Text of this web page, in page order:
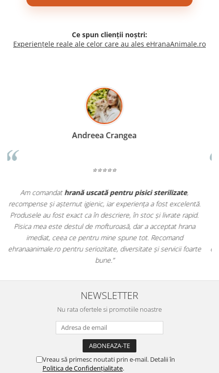
Ce spun clienții noștri:
Experiențele reale ale celor care au ales eHranaAnimale.ro
Madalina Stancea
⭐⭐⭐⭐⭐
Apreciez foarte mult faptul că peehranaanimale.rogăsesc nu
doar hrană, ci și produse dinfarmacia veterinară:
antiparazitare, suplimente și soluții de îngrijire. Este foarte
comod să pot comanda tot ce am nevoie pentru animalul meu
dintr-un singur loc. Livrarea a fost rapidă, iar produsele au fost
originale și în termen. Magazin serios, bine organizat și foarte util
pentru orice stăpân de animale.
NEWSLETTER
Nu rata ofertele si promotiile noastre
Vreau să primesc noutati prin e-mail. Detalii în
Politica de Confidențialitate.